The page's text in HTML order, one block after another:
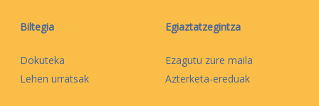
Biltegia
Dokuteka
Lehen urratsak
Egiaztatzegintza
Ezagutu zure maila
Azterketa-ereduak